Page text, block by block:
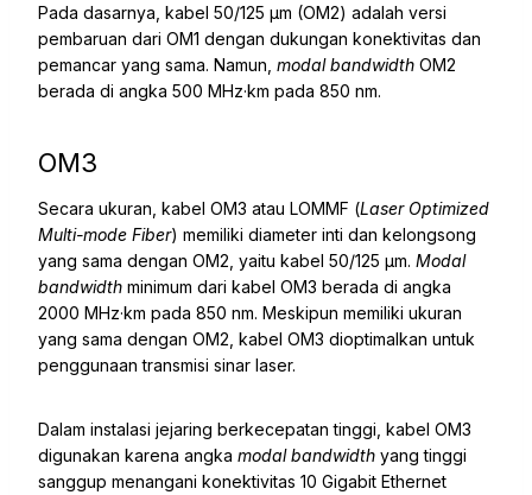
Pada dasarnya, kabel 50/125 μm (OM2) adalah versi
pembaruan dari OM1 dengan dukungan konektivitas dan
pemancar yang sama. Namun, modal bandwidth OM2
berada di angka 500 MHz·km pada 850 nm.
OM3
Secara ukuran, kabel OM3 atau LOMMF (Laser Optimized
Multi-mode Fiber) memiliki diameter inti dan kelongsong
yang sama dengan OM2, yaitu kabel 50/125 μm. Modal
bandwidth minimum dari kabel OM3 berada di angka
2000 MHz·km pada 850 nm. Meskipun memiliki ukuran
yang sama dengan OM2, kabel OM3 dioptimalkan untuk
penggunaan transmisi sinar laser.
Dalam instalasi jejaring berkecepatan tinggi, kabel OM3
digunakan karena angka modal bandwidth yang tinggi
sanggup menangani konektivitas 10 Gigabit Ethernet